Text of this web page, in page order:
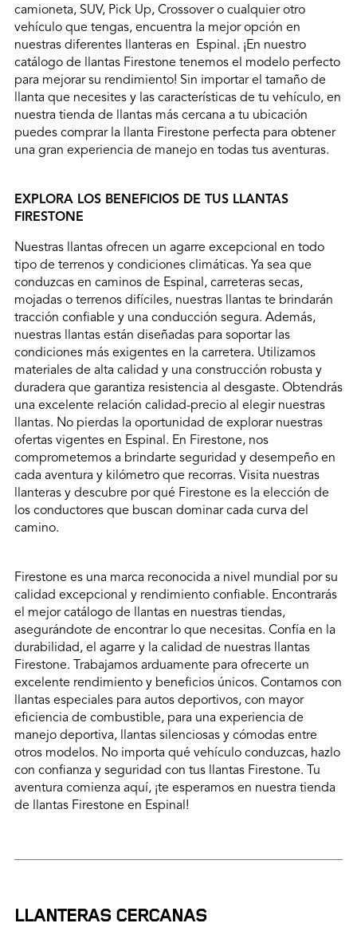
camioneta, SUV, Pick Up, Crossover o cualquier otro
vehículo que tengas, encuentra la mejor opción en
nuestras diferentes llanteras en Espinal. ¡En nuestro
catálogo de llantas Firestone tenemos el modelo perfecto
para mejorar su rendimiento! Sin importar el tamaño de
llanta que necesites y las características de tu vehículo, en
nuestra tienda de llantas más cercana a tu ubicación
puedes comprar la llanta Firestone perfecta para obtener
una gran experiencia de manejo en todas tus aventuras.
EXPLORA LOS BENEFICIOS DE TUS LLANTAS
FIRESTONE
Nuestras llantas ofrecen un agarre excepcional en todo
tipo de terrenos y condiciones climáticas. Ya sea que
conduzcas en caminos de Espinal, carreteras secas,
mojadas o terrenos difíciles, nuestras llantas te brindarán
tracción confiable y una conducción segura. Además,
nuestras llantas están diseñadas para soportar las
condiciones más exigentes en la carretera. Utilizamos
materiales de alta calidad y una construcción robusta y
duradera que garantiza resistencia al desgaste. Obtendrás
una excelente relación calidad-precio al elegir nuestras
llantas. No pierdas la oportunidad de explorar nuestras
ofertas vigentes en Espinal. En Firestone, nos
comprometemos a brindarte seguridad y desempeño en
cada aventura y kilómetro que recorras. Visita nuestras
llanteras y descubre por qué Firestone es la elección de
los conductores que buscan dominar cada curva del
camino.
Firestone es una marca reconocida a nivel mundial por su
calidad excepcional y rendimiento confiable. Encontrarás
el mejor catálogo de llantas en nuestras tiendas,
asegurándote de encontrar lo que necesitas. Confía en la
durabilidad, el agarre y la calidad de nuestras llantas
Firestone. Trabajamos arduamente para ofrecerte un
excelente rendimiento y beneficios únicos. Contamos con
llantas especiales para autos deportivos, con mayor
eficiencia de combustible, para una experiencia de
manejo deportiva, llantas silenciosas y cómodas entre
otros modelos. No importa qué vehículo conduzcas, hazlo
con confianza y seguridad con tus llantas Firestone. Tu
aventura comienza aquí, ¡te esperamos en nuestra tienda
de llantas Firestone en Espinal!
LLANTERAS CERCANAS